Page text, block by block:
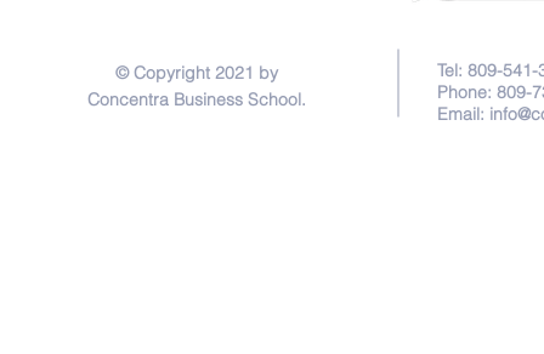
© Copyright 2021 by
Concentra Business School.
Tel: 809-541-
Phone: 809-
Email: